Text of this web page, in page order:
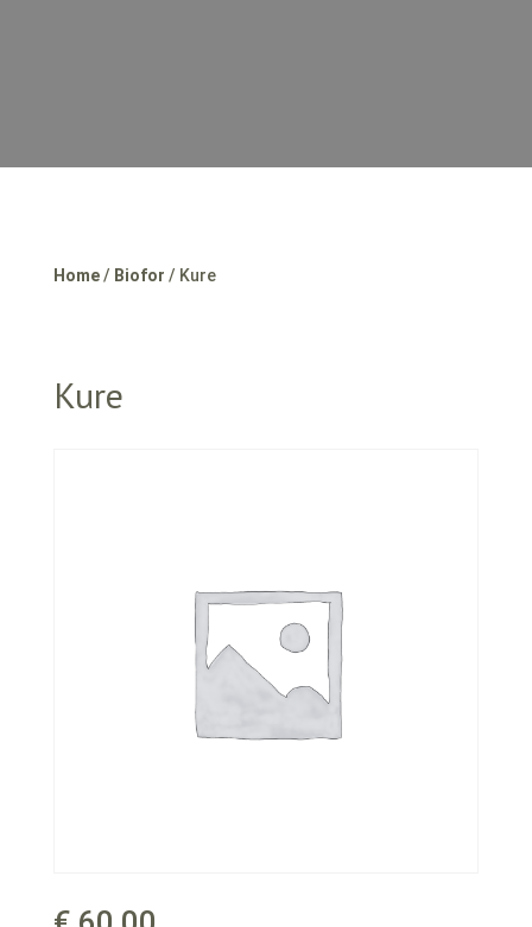
Home/ Biofor / Kure
Kure